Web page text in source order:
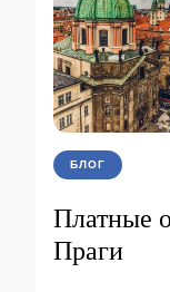
БЛОГ
Платные
Праги